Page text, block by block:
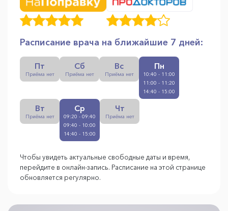
Расписание врача на ближайшие 7 дней:
Пт
Приёма нет
Сб
Приёма нет
Вс
Приёма нет
Пн
10:40 - 11:00
11:00 - 11:20
14:40 - 15:00
Вт
Приёма нет
Ср
09:20 - 09:40
09:40 - 10:00
14:40 - 15:00
Чт
Приёма нет
Чтобы увидеть актуальные свободные даты и время,
перейдите в онлайн-запись. Расписание на этой странице
обновляется регулярно.